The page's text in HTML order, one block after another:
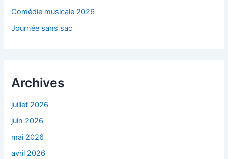
Comédie musicale 2026
Journée sans sac
Archives
juillet 2026
juin 2026
mai 2026
avril 2026